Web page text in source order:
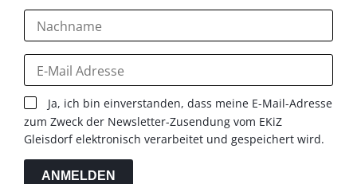
Ja, ich bin einverstanden, dass meine E-Mail-Adresse
zum Zweck der Newsletter-Zusendung vom EKiZ
Gleisdorf elektronisch verarbeitet und gespeichert wird.
ANMELDEN